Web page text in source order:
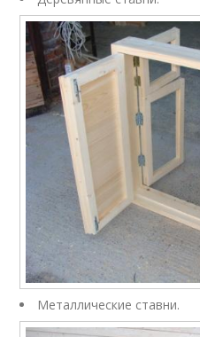
Металлические ставни.